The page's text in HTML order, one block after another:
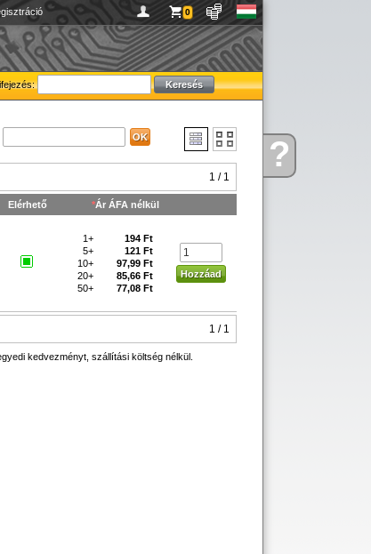
Kérdése
van
?
0
1 / 1
Elérhető *Ár ÁFA nélkül
1+
194 Ft
5+
121 Ft
10+
97,99 Ft
20+
85,66 Ft
50+
77,08 Ft
1 / 1
kedvezményt, szállítási költség nélkül.